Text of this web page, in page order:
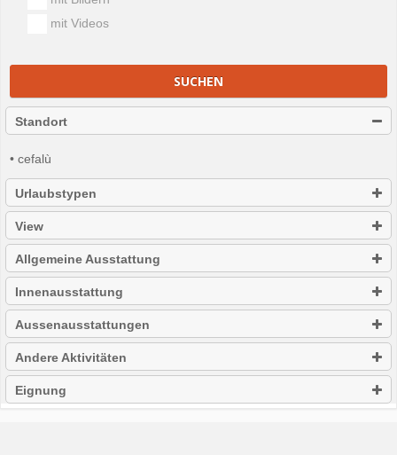
mit Videos
SUCHEN
Standort
• cefalù
Urlaubstypen
View
Allgemeine Ausstattung
Innenausstattung
Aussenausstattungen
Andere Aktivitäten
Eignung